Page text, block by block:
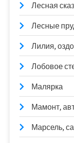
Лесная
Лесные
Лилия,
Лобовое
Малярка
Мамонт,
Марсель,